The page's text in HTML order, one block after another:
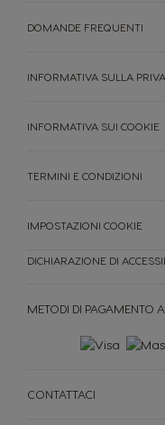
METODI DI PAGAMENTO
CONTATTACI
DOMANDE FREQUENTI
INFORMATIVA SULLA
INFORMATIVA SUI COOKIE
TERMINI E CONDIZIONI
IMPOSTAZIONI COOKIE
DICHIARAZIONE DI